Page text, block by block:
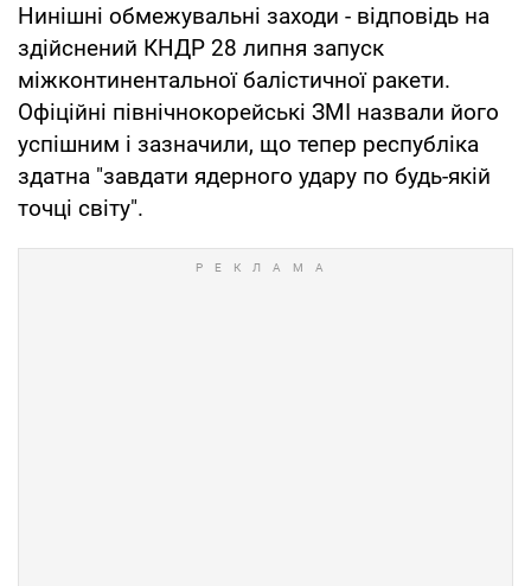
Нинішні обмежувальні заходи - відповідь на
здійснений КНДР 28 липня запуск
міжконтинентальної балістичної ракети.
Офіційні північнокорейські ЗМІ назвали його
успішним і зазначили, що тепер республіка
здатна "завдати ядерного удару по будь-якій
точці світу".